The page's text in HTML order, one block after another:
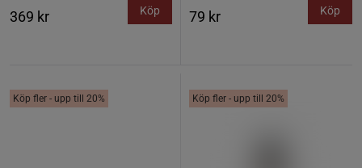
369 kr Köp 79 kr Köp
Köp fler - upp till 20% Köp fler - upp till 20%